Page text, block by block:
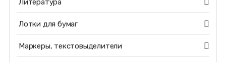
Литература
Лотки для бумаг
Маркеры, текстовыделители